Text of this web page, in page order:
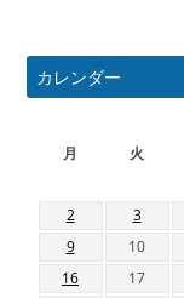
カレンダー
月
火
2
3
9
10
16
17